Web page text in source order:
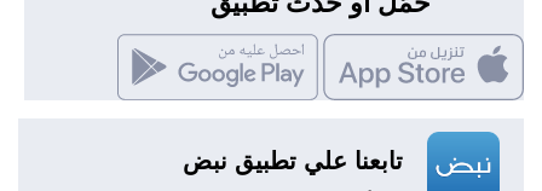
تابعنا علي تطبيق نبض